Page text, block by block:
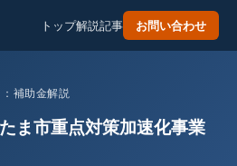
トップ解説記事 お問い合わせ
補助金解説
ま市重点対策加速化事業